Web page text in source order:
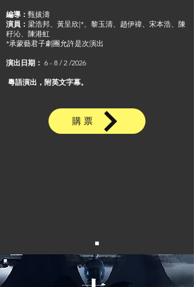
編導： 甄拔濤
演員： 梁浩邦、黃呈欣|*、黎玉清、趙伊禕、宋本浩、陳
秄沁、陳港虹
*承蒙藝君子劇團允許是次演出
演出日期： 6 - 8 / 2 /2026
粵語演出，附英文字幕。
購票